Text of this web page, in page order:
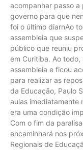
acompanhar passo
governo para que
foi o último diarnAo
assembleia que
público que reuniu
em Curitiba. Ao
assembleia e ficou
para realizar as
da Educação, Paulo
aulas imediatamente
era uma condição
Com o fim da
encaminhará nos
Regionais de